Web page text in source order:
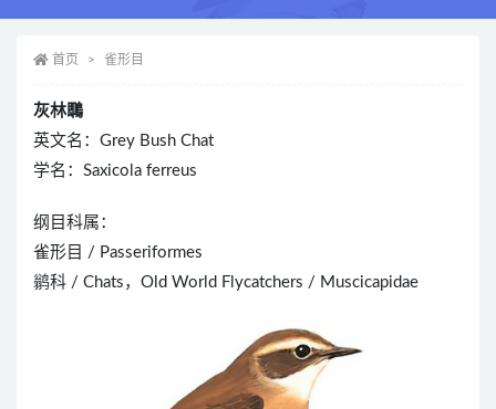
首页 雀形目
灰林䳭
英文名：Grey Bush Chat
学名：Saxicola ferreus
纲目科属：
雀形目 / Passeriformes
鹟科 / Chats，Old World Flycatchers / Muscicapidae